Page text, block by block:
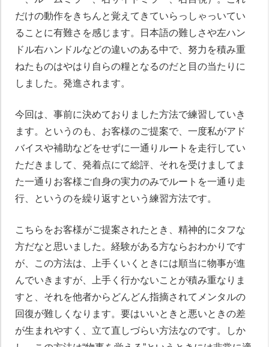
だけの動作をきちんと覚えてきていらっしゃっいてい
ることに有難さを感じます。日本語の難しさや左ハン
ドル右ハンドルなどの違いのある中で、努力を積み重
ねたものはやはり自らの糧となるのだと目の当たりに
しました。発進されます。
今回は、事前に決めておりました方法で練習していき
ます。というのも、お客様のご提案で、一度私がアド
バイスや補助などをせずに一通りルートを走行してい
ただきまして、発着点にて総評、それを受けましてま
た一通りお客様ご自身の実力のみでルートを一通り走
行、というのを繰り返すという練習方法です。
こちらをお客様がご提案されたとき、精神的にタフな
方だなと思いました。経験がある方ならおわかりです
が、この方法は、上手くいくときには順当に物事が進
んでいきますが、上手く行かないことが積み重なりま
すと、それを他者からどんどん指摘されてメンタルの
回復が難しくなります。要はいいときと悪いときの差
が生まれやすく、立て直しづらい方法なのです。しか